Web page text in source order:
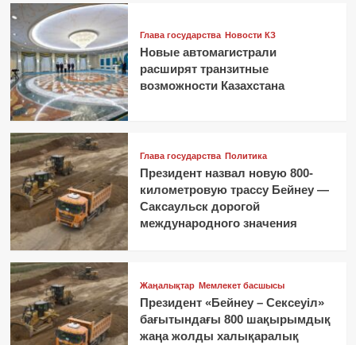
Глава государства Новости КЗ
Новые автомагистрали
расширят транзитные
возможности Казахстана
Глава государства Политика
Президент назвал новую 800-
километровую трассу Бейнеу —
Саксаульск дорогой
международного значения
Жаңалықтар Мемлекет басшысы
Президент «Бейнеу – Сексеуіл»
бағытындағы 800 шақырымдық
жаңа жолды халықаралық